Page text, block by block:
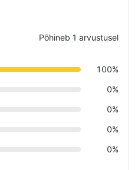
Põhineb 1 arvustusel
100%
0%
0%
0%
0%